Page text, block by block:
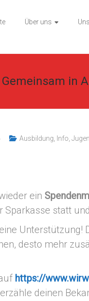
Über uns
in
Ausbildung, Info,
ein
Sparkasse statt
Unterstützung!
desto mehr
https://
deinen